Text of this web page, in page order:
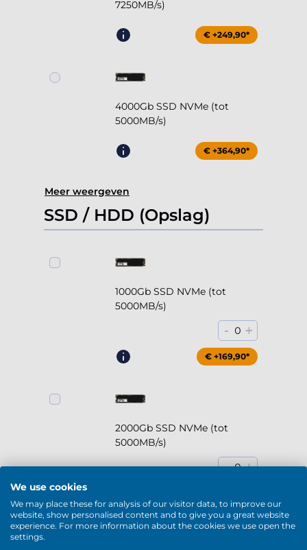
7250MB/s)
€ +249,90*
4000Gb SSD NVMe (tot
5000MB/s)
€ +364,90*
Meer weergeven
SSD / HDD (Opslag)
1000Gb SSD NVMe (tot
5000MB/s)
- 0 +
€ +169,90*
2000Gb SSD NVMe (tot
5000MB/s)
- 0 +
We use cookies
We may place these for analysis of our visitor data, to improve our
website, show personalised content and to give you a great website
experience. For more information about the cookies we use open the
settings.